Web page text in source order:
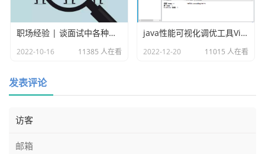
职场经验 | 谈面试中各种各样的坑
2022-10-16 11385 人在看
java性能可视化调优工具VisualVM
2022-12-20 11015 人在看
发表评论